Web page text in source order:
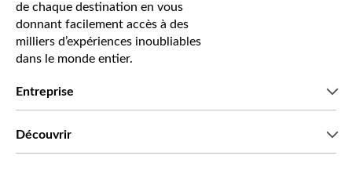
de chaque destination en vous
donnant facilement accès à des
milliers d’expériences inoubliables
dans le monde entier.
Entreprise
Découvrir